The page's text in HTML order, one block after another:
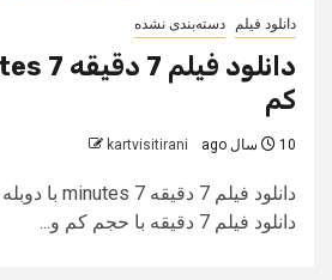
دانلود فیلم دسته‌بندی نشده
کم
10 سال ago kartvisitirani
دانلود فیلم 7 دقیقه با حجم کم و...